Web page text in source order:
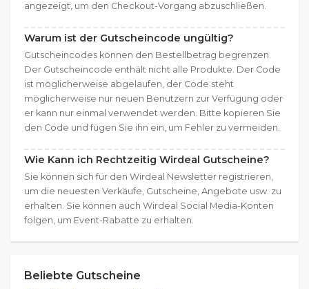
angezeigt, um den Checkout-Vorgang abzuschließen.
Warum ist der Gutscheincode ungültig?
Gutscheincodes können den Bestellbetrag begrenzen.
Der Gutscheincode enthält nicht alle Produkte. Der Code
ist möglicherweise abgelaufen, der Code steht
möglicherweise nur neuen Benutzern zur Verfügung oder
er kann nur einmal verwendet werden. Bitte kopieren Sie
den Code und fügen Sie ihn ein, um Fehler zu vermeiden.
Wie Kann ich Rechtzeitig Wirdeal Gutscheine?
Sie können sich für den Wirdeal Newsletter registrieren,
um die neuesten Verkäufe, Gutscheine, Angebote usw. zu
erhalten. Sie können auch Wirdeal Social Media-Konten
folgen, um Event-Rabatte zu erhalten.
Beliebte Gutscheine